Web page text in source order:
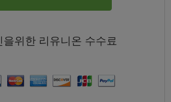
을위한 리유니온 수수료